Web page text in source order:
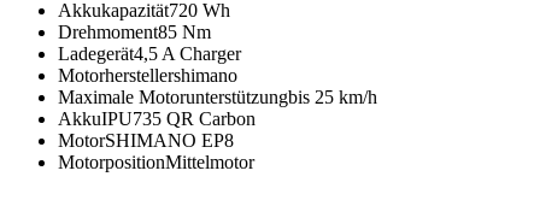
Akkukapazität720 Wh
Drehmoment85 Nm
Ladegerät4,5 A Charger
Motorherstellershimano
Maximale Motorunterstützungbis 25 km/h
AkkuIPU735 QR Carbon
MotorSHIMANO EP8
MotorpositionMittelmotor